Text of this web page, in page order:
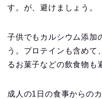
す。が、避けましょう。
子供でもカルシウム添加
う。プロテインも含めて
るお菓子などの飲食物も
成人の1日の食事からの